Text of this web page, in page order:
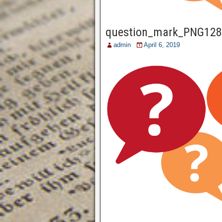
question_mark_PNG128
admin April 6, 2019